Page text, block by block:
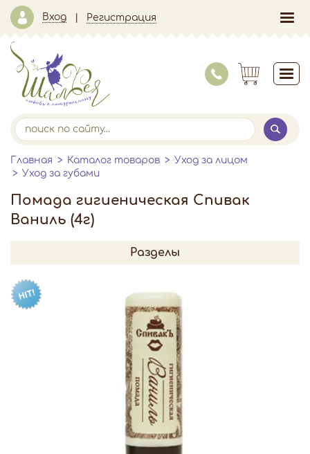
Вход Регистрация
Главная Каталог товаров
Уход за лицом
Уход за губами
Помада гигиеническая Спивак
Ваниль (4г)
Разделы